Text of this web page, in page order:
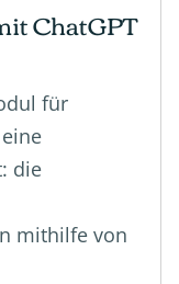
ChatGPT
für
die
mithilfe von